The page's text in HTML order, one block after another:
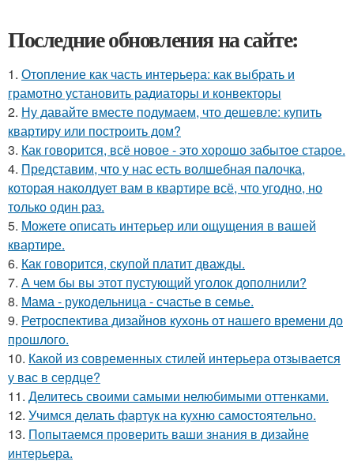
Последние обновления на сайте:
1. Отопление как часть интерьера: как выбрать и
грамотно установить радиаторы и конвекторы
2. Ну давайте вместе подумаем, что дешевле: купить
квартиру или построить дом?
3. Как говорится, всё новое - это хорошо забытое старое.
4. Представим, что у нас есть волшебная палочка,
которая наколдует вам в квартире всё, что угодно, но
только один раз.
5. Можете описать интерьер или ощущения в вашей
квартире.
6. Как говорится, скупой платит дважды.
7. А чем бы вы этот пустующий уголок дополнили?
8. Мама - рукодельница - счастье в семье.
9. Ретроспектива дизайнов кухонь от нашего времени до
прошлого.
10. Какой из современных стилей интерьера отзывается
у вас в сердце?
11. Делитесь своими самыми нелюбимыми оттенками.
12. Учимся делать фартук на кухню самостоятельно.
13. Попытаемся проверить ваши знания в дизайне
интерьера.